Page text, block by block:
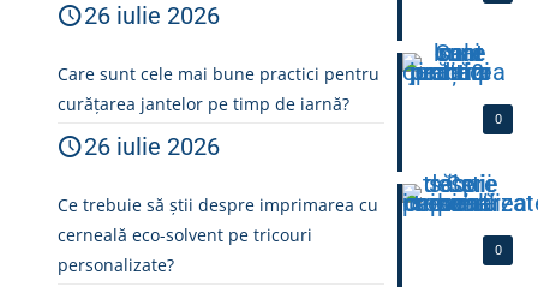
26 iulie 2026
0
Care sunt cele mai bune practici pentru
curățarea jantelor pe timp de iarnă?
26 iulie 2026
0
Ce trebuie să știi despre imprimarea cu
cerneală eco-solvent pe tricouri
personalizate?